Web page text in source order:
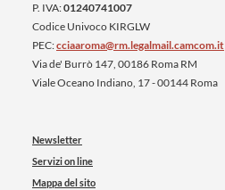
P. IVA:01240741007
Codice Univoco KIRGLW
PEC:cciaaroma@rm.legalmail.camcom.it
Via de' Burrò 147, 00186 Roma RM
Viale Oceano Indiano, 17 - 00144 Roma
Newsletter
Servizi on line
Mappa del sito